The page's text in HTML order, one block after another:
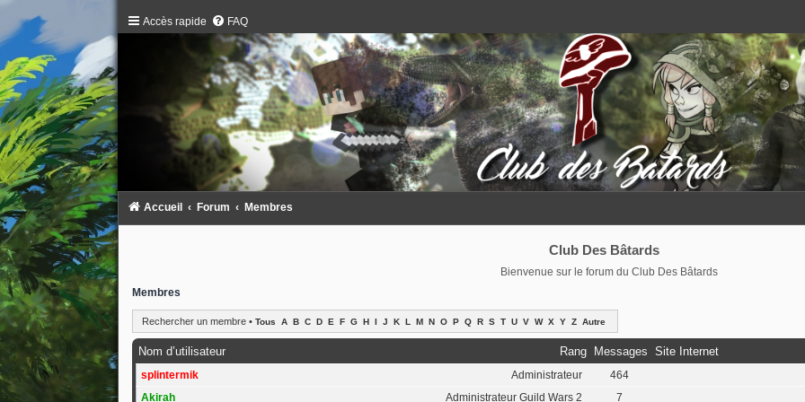
Accès rapide FAQ
Accueil Forum Membres
Club Des Bâtards
Bienvenue sur le forum du Club Des Bâtards
Membres
Rechercher un membre• Tous A B C D E F G H I J K L M N O P Q R S T U V W X Y Z Autre
Rang
Nom d’utilisateur Messages Site Internet
Administrateur
splintermik 464
Administrateur Guild Wars 2
Akirah 7